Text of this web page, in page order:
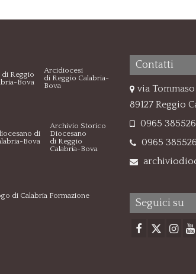
Arcidiocesi
di Reggio Calabria-
Bova
Archivio Storico
Diocesano
di Reggio
Calabria-Bova
Contatti
via
89127 Reggio
0965 385526
0965 385526
Seguici su